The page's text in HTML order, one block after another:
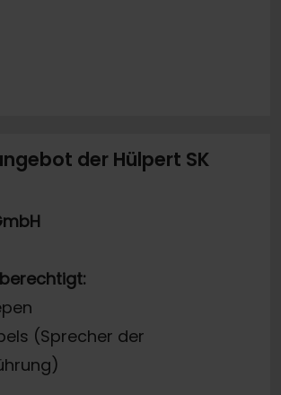
der Hülpert SK
(Sprecher der